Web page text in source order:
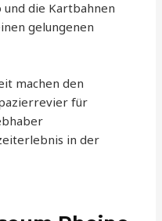
die Kartbahnen
gelungenen
machen den
für
in der